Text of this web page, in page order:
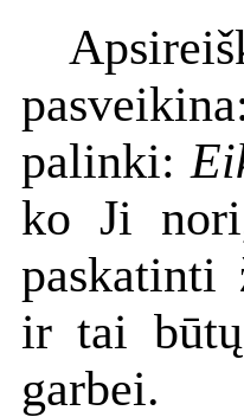
palinki:
ko Ji
paskatinti
ir tai
garbei.